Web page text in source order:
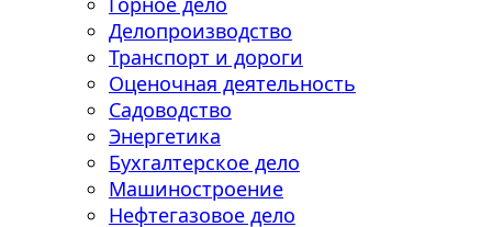
Делопроизводство
Транспорт и дороги
Оценочная деятельность
Садоводство
Энергетика
Бухгалтерское дело
Машиностроение
Нефтегазовое дело